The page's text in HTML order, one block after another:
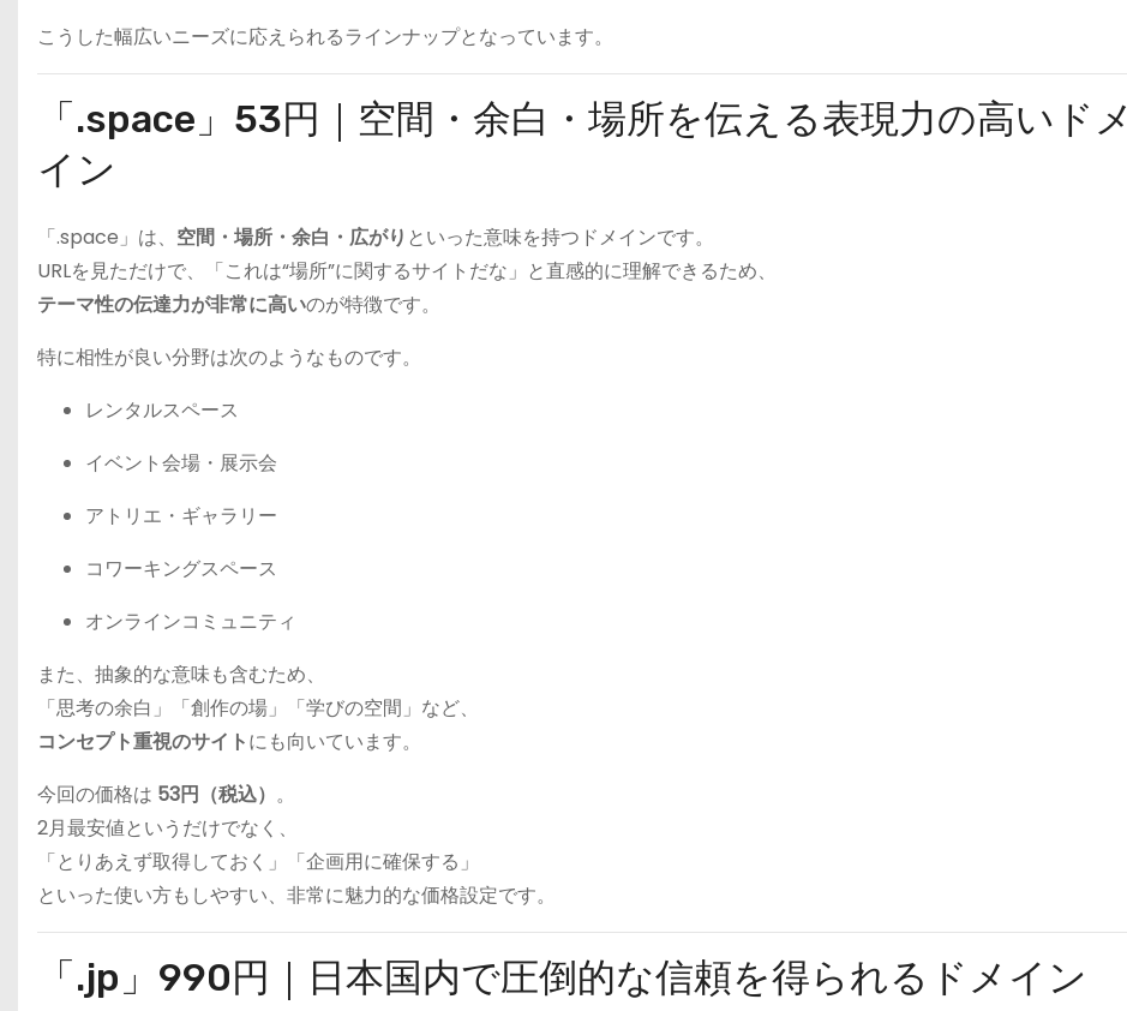
こうした幅広いニーズに応えられるラインナップとなっています。
「.space」53円｜空間・余白・場所を伝える表現力の高いドメ
イン
「.space」は、 空間・場所・余白・広がり といった意味を持つドメインです。
URLを見ただけで、「これは“場所”に関するサイトだな」と直感的に理解できるため、
テーマ性の伝達力が非常に高いのが特徴です。
特に相性が良い分野は次のようなものです。
レンタルスペース
イベント会場・展示会
アトリエ・ギャラリー
コワーキングスペース
オンラインコミュニティ
また、抽象的な意味も含むため、
「思考の余白」「創作の場」「学びの空間」など、
コンセプト重視のサイトにも向いています。
今回の価格は 53円（税込） 。
2月最安値というだけでなく、
「とりあえず取得しておく」「企画用に確保する」
といった使い方もしやすい、非常に魅力的な価格設定です。
「.jp」990円｜日本国内で圧倒的な信頼を得られるドメイン